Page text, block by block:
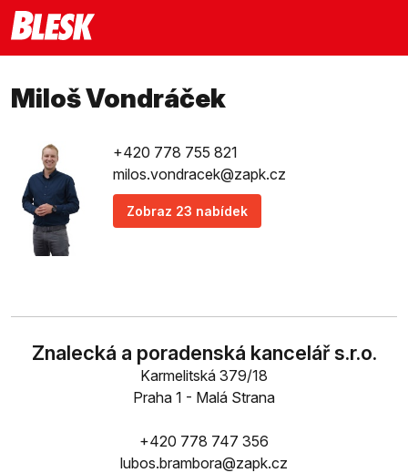
Miloš Vondráček
+420 778 755 821
milos.vondracek@zapk.cz
Zobraz 23 nabídek
Znalecká a poradenská kancelář s.r.o.
Karmelitská 379/18
Praha 1 - Malá Strana
+420 778 747 356
lubos.brambora@zapk.cz